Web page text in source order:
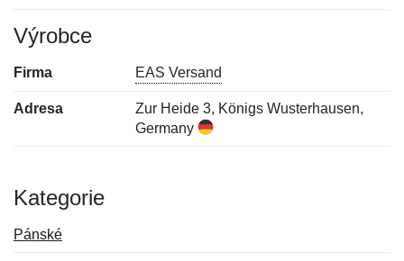
Výrobce
Firma EAS Versand
Adresa
Zur Heide 3, Königs Wusterhausen,
Germany
Kategorie
Pánské